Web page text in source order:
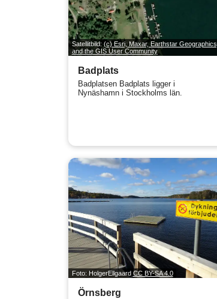
Satellitbild: (c) Esri, Maxar, Earthstar Geographics,
and the GIS User Community
Badplats
Badplatsen Badplats ligger i
Nynäshamn i Stockholms län.
Foto: HolgerEllgaard CC BY-SA 4.0
Örnsberg